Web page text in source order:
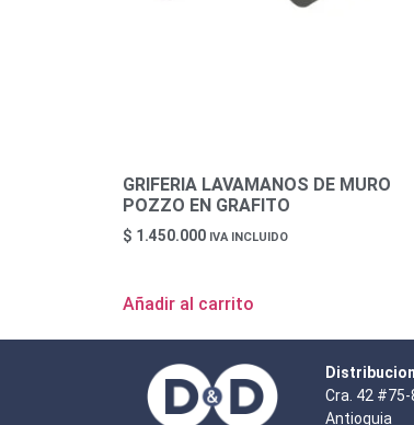
GRIFERIA LAVAMANOS DE MURO
POZZO EN GRAFITO
$ 1.450.000 IVA INCLUIDO
Añadir al carrito
Cra. 42 #75-
Antioquia